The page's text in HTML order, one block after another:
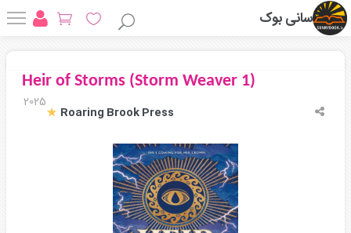
سانی بوک
Heir of Storms (Storm Weaver 1)
2025
Roaring Brook Press